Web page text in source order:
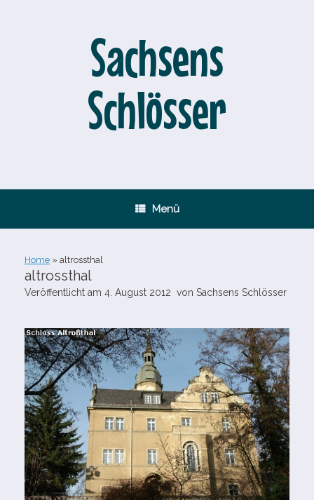
Sachsens
Schlösser
Menü
Home » altrossthal
altrossthal
Veröffentlicht am 4. August 2012 von Sachsens Schlösser